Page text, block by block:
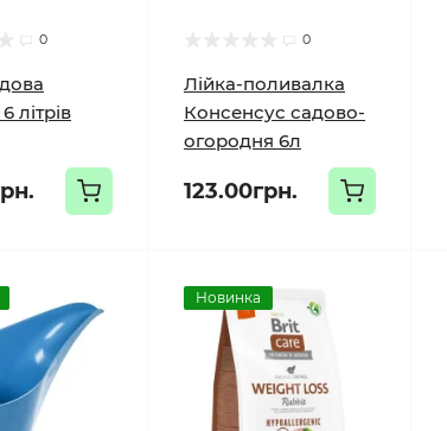
0
літрів
0
Лійка-поливалка
Консенсус садово-
огородня 6л
123.00грн.
Новинка